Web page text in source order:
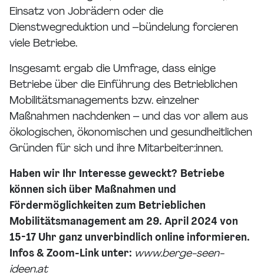
Einsatz von Jobrädern oder die
Dienstwegreduktion und –bündelung forcieren
viele Betriebe.
Insgesamt ergab die Umfrage, dass einige
Betriebe über die Einführung des Betrieblichen
Mobilitätsmanagements bzw. einzelner
Maßnahmen nachdenken – und das vor allem aus
ökologischen, ökonomischen und gesundheitlichen
Gründen für sich und ihre Mitarbeiter:innen.
Haben wir Ihr Interesse geweckt? Betriebe
können sich über Maßnahmen und
Fördermöglichkeiten zum Betrieblichen
Mobilitätsmanagement am 29. April 2024 von
15-17 Uhr ganz unverbindlich online informieren.
Infos & Zoom-Link unter: www.berge-seen-
ideen.at